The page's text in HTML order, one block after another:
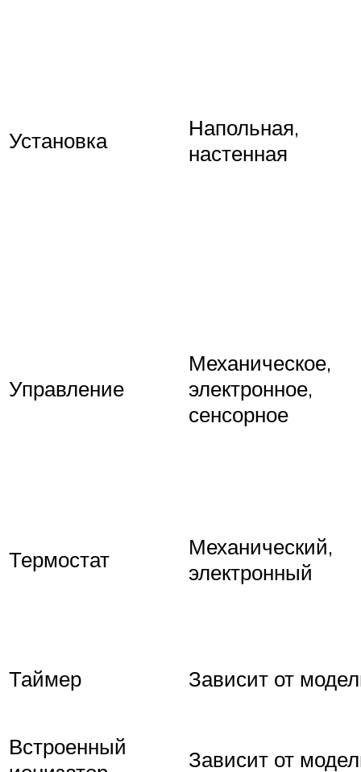
Установка
Напольная,
настенная
Управление
Механическое,
электронное,
сенсорное
Термостат
Механический,
электронный
Таймер Зависит от
Встроенный
Зависит от